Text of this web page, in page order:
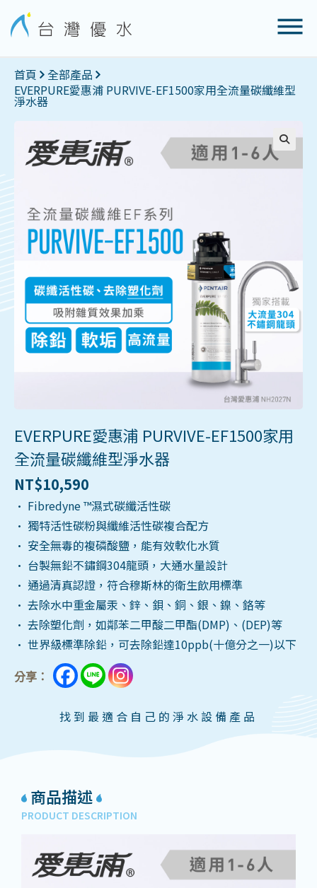
首頁
全部產品
EVERPURE愛惠浦 PURVIVE-EF1500家用全流量碳纖維型
淨水器
EVERPURE愛惠浦 PURVIVE-EF1500家用
全流量碳纖維型淨水器
NT$10,590
• Fibredyne ™濕式碳纖活性碳
• 獨特活性碳粉與纖維活性碳複合配方
• 安全無毒的複磷酸鹽，能有效軟化水質
• 台製無鉛不鏽鋼304龍頭，大通水量設計
• 通過清真認證，符合穆斯林的衛生飲用標準
• 去除水中重金屬汞、鋅、鋇、銅、銀、鎳、鉻等
• 去除塑化劑，如鄰苯二甲酸二甲酯(DMP)、(DEP)等
• 世界級標準除鉛，可去除鉛達10ppb(十億分之一)以下
分享：
找到最適合自己的淨水設備產品
商品描述
PRODUCT DESCRIPTION